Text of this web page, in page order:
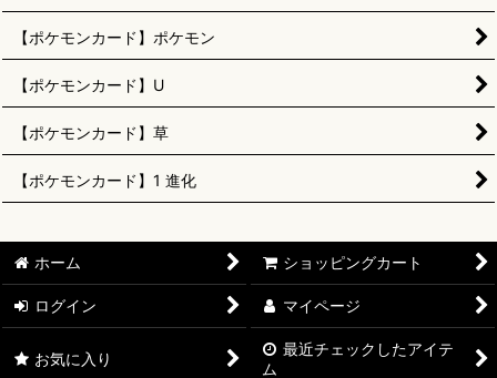
【ポケモンカード】ポケモン
【ポケモンカード】U
【ポケモンカード】草
【ポケモンカード】1 進化
ホーム ショッピングカート
ログイン マイページ
お気に入り
最近チェックしたアイテ
ム